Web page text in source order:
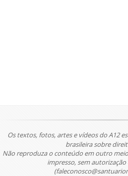
Os textos, fotos, artes e vídeos do A12
brasileira sobre
Não reproduza o conteúdo em outro
impresso, sem autorização